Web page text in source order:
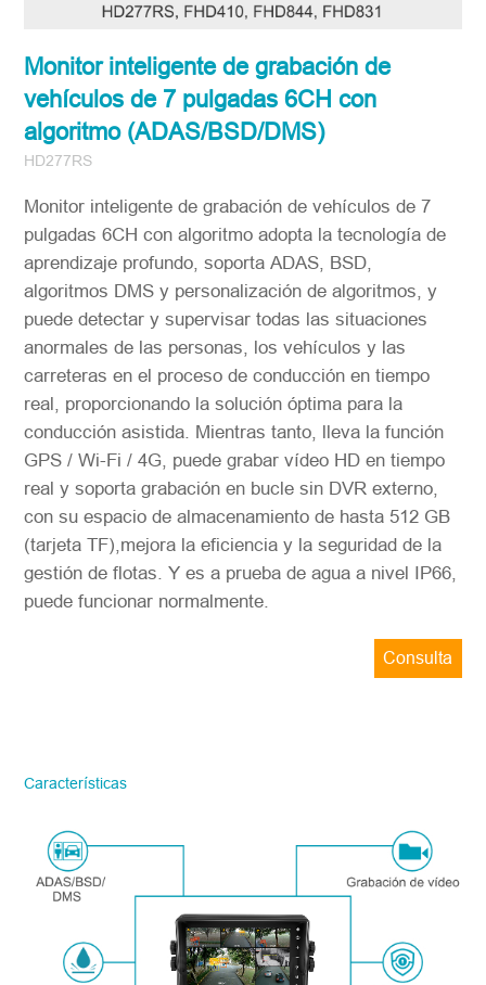
Monitor inteligente de grabación de
vehículos de 7 pulgadas 6CH con
algoritmo (ADAS/BSD/DMS)
HD277RS
Monitor inteligente de grabación de vehículos de 7
pulgadas 6CH con algoritmo adopta la tecnología de
aprendizaje profundo, soporta ADAS, BSD,
algoritmos DMS y personalización de algoritmos, y
puede detectar y supervisar todas las situaciones
anormales de las personas, los vehículos y las
carreteras en el proceso de conducción en tiempo
real, proporcionando la solución óptima para la
conducción asistida. Mientras tanto, lleva la función
GPS / Wi-Fi / 4G, puede grabar vídeo HD en tiempo
real y soporta grabación en bucle sin DVR externo,
con su espacio de almacenamiento de hasta 512 GB
(tarjeta TF),mejora la eficiencia y la seguridad de la
gestión de flotas. Y es a prueba de agua a nivel IP66,
puede funcionar normalmente.
Consulta
región/país. ¡Te responderemos lo antes
Número del modelo
Introdúzcase
Características